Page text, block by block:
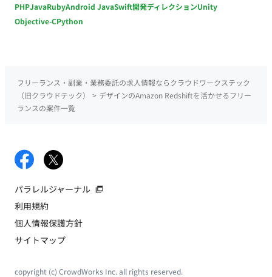
PHPJavaRubyAndroid JavaSwift開発ディレクションUnity
Objective-CPython
フリーランス・副業・業務委託の求人情報ならクラウドワークステック
（旧クラウドテック）
> デザインのAmazon Redshiftを活かせるフリー
ランスの案件一覧
パラレルジャーナル
利用規約
個人情報保護方針
サイトマップ
copyright (c) CrowdWorks Inc. all rights reserved.